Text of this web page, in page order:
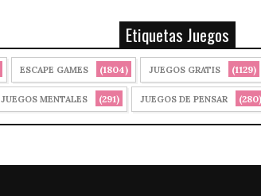
Etiquetas Juegos
ESCAPE GAMES (1804) JUEGOS GRATIS (1129)
JUEGOS MENTALES (291) JUEGOS DE PENSAR (280)